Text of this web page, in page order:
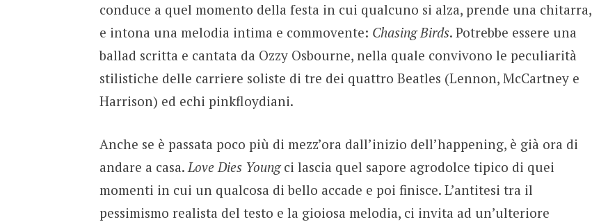
conduce a quel momento della festa in cui qualcuno si alza, prende una chitarra,
e intona una melodia intima e commovente: Chasing Birds. Potrebbe essere una
ballad scritta e cantata da Ozzy Osbourne, nella quale convivono le peculiarità
stilistiche delle carriere soliste di tre dei quattro Beatles (Lennon, McCartney e
Harrison) ed echi pinkfloydiani.
Anche se è passata poco più di mezz’ora dall’inizio dell’happening, è già ora di
andare a casa. Love Dies Youngci lascia quel sapore agrodolce tipico di quei
momenti in cui un qualcosa di bello accade e poi finisce. L’antitesi tra il
pessimismo realista del testo e la gioiosa melodia, ci invita ad un’ulteriore